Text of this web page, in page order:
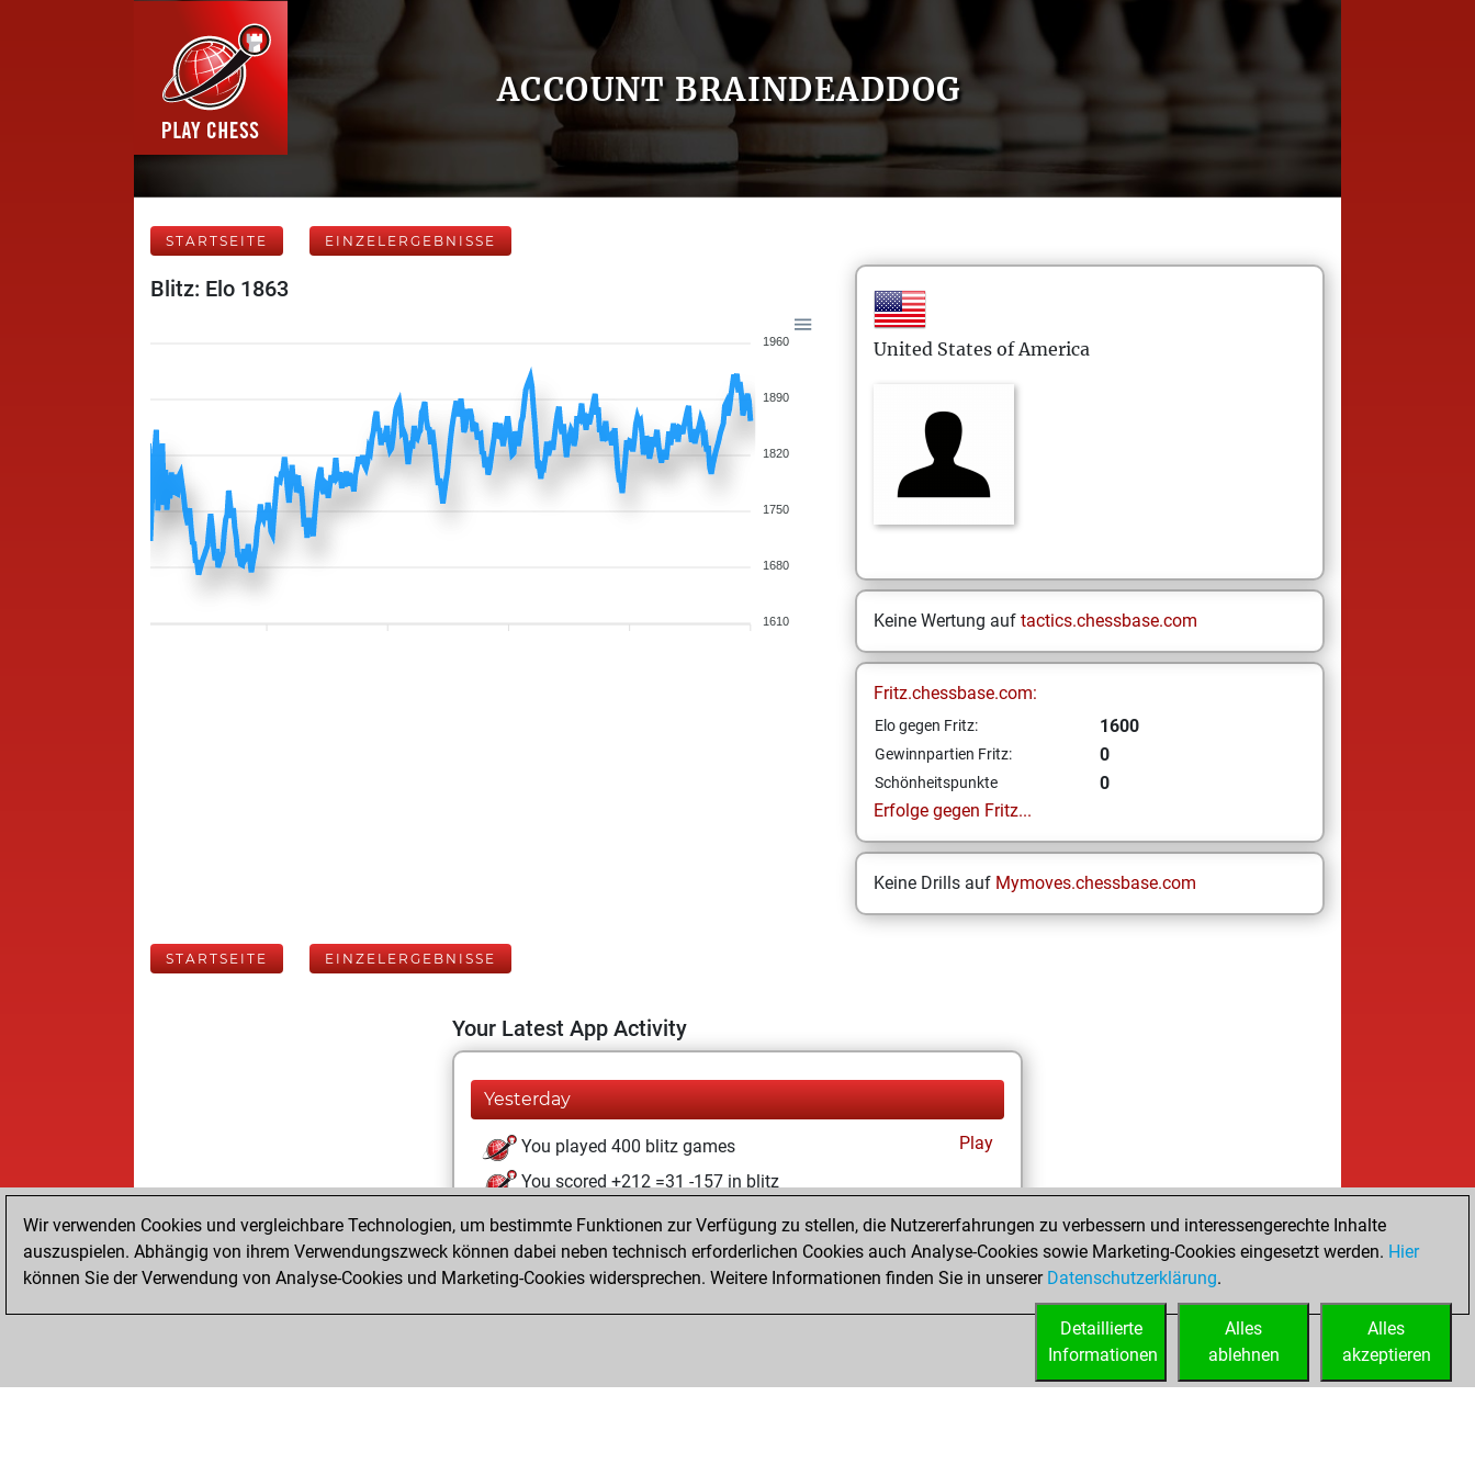
ACCOUNT BRAINDEADDOG
STARTSEITE EINZELERGEBNISSE
Blitz: Elo 1863
1960
1890
1820
1750
1680
1610
United States of America
Keine Wertung auf tactics.chessbase.com
Fritz.chessbase.com:
Elo gegen Fritz: 1600
Gewinnpartien Fritz: 0
Schönheitspunkte
0
Erfolge gegen Fritz...
Keine Drills auf Mymoves.chessbase.com
STARTSEITE EINZELERGEBNISSE
Your Latest App Activity
Yesterday
You played 400 blitz games
Play
You scored +212 =31 -157 in blitz
Samstag, März 22, 2025
You created your Fritz account Fritz
Wir verwenden Cookies und vergleichbare Technologien, um bestimmte Funktionen zur Verfügung zu stellen, die Nutzererfahrungen zu verbessern und interessengerechte Inhalte
auszuspielen. Abhängig von ihrem Verwendungszweck können dabei neben technisch erforderlichen Cookies auch Analyse-Cookies sowie Marketing-Cookies eingesetzt werden. Hier
können Sie der Verwendung von Analyse-Cookies und Marketing-Cookies widersprechen. Weitere Informationen finden Sie in unserer Datenschutzerklärung.
Alles
akzeptieren
Alles
ablehnen
Detaillierte
Informationen